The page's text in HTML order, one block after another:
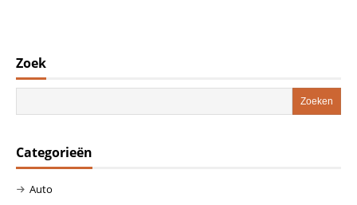
Zoek
Categorieën
Auto